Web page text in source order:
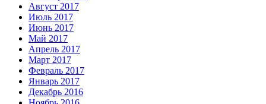
Август 2017
Июль 2017
Июнь 2017
Май 2017
Апрель 2017
Март 2017
Февраль 2017
Январь 2017
Декабрь 2016